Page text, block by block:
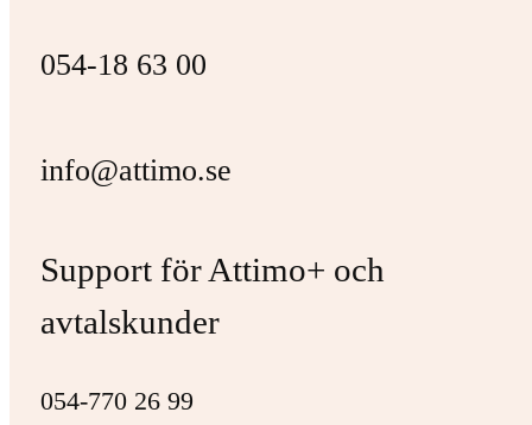
054-18 63 00
info@attimo.se
Support för Attimo+ och
avtalskunder
054-770 26 99